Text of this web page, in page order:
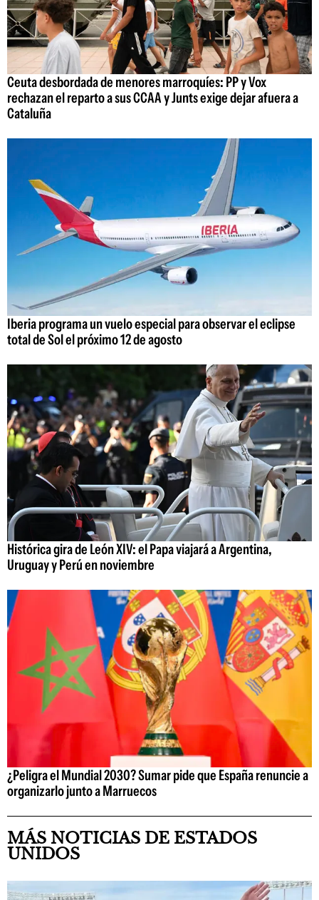
Ceuta desbordada de menores marroquíes: PP y Vox
rechazan el reparto a sus CCAA y Junts exige dejar afuera a
Cataluña
Iberia programa un vuelo especial para observar el eclipse
total de Sol el próximo 12 de agosto
Histórica gira de León XIV: el Papa viajará a Argentina,
Uruguay y Perú en noviembre
¿Peligra el Mundial 2030? Sumar pide que España renuncie a
organizarlo junto a Marruecos
MÁS NOTICIAS DE ESTADOS
UNIDOS